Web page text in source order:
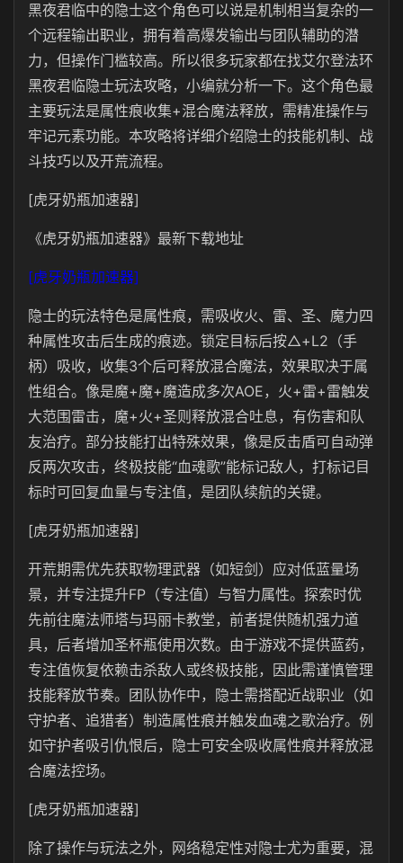
黑夜君临中的隐士这个角色可以说是机制相当复杂的一
个远程输出职业，拥有着高爆发输出与团队辅助的潜
力，但操作门槛较高。所以很多玩家都在找艾尔登法环
黑夜君临隐士玩法攻略，小编就分析一下。这个角色最
主要玩法是属性痕收集+混合魔法释放，需精准操作与
牢记元素功能。本攻略将详细介绍隐士的技能机制、战
斗技巧以及开荒流程。
[虎牙奶瓶加速器]
《虎牙奶瓶加速器》最新下载地址
[虎牙奶瓶加速器]
隐士的玩法特色是属性痕，需吸收火、雷、圣、魔力四
种属性攻击后生成的痕迹。锁定目标后按△+L2（手
柄）吸收，收集3个后可释放混合魔法，效果取决于属
性组合。像是魔+魔+魔造成多次AOE，火+雷+雷触发
大范围雷击，魔+火+圣则释放混合吐息，有伤害和队
友治疗。部分技能打出特殊效果，像是反击盾可自动弹
反两次攻击，终极技能“血魂歌”能标记敌人，打标记目
标时可回复血量与专注值，是团队续航的关键。
[虎牙奶瓶加速器]
开荒期需优先获取物理武器（如短剑）应对低蓝量场
景，并专注提升FP（专注值）与智力属性。探索时优
先前往魔法师塔与玛丽卡教堂，前者提供随机强力道
具，后者增加圣杯瓶使用次数。由于游戏不提供蓝药，
专注值恢复依赖击杀敌人或终极技能，因此需谨慎管理
技能释放节奏。团队协作中，隐士需搭配近战职业（如
守护者、追猎者）制造属性痕并触发血魂之歌治疗。例
如守护者吸引仇恨后，隐士可安全吸收属性痕并释放混
合魔法控场。
[虎牙奶瓶加速器]
除了操作与玩法之外， 网络稳定性对隐士尤为重要，混